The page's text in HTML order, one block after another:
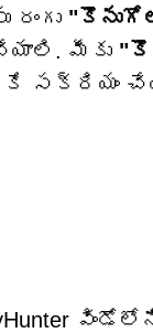
మీకు
సక్రియం